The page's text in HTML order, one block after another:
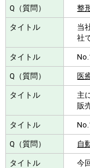
整
当
社
医
主
販
自
今